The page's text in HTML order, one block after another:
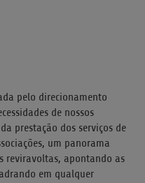
pelo direcionamento
de nossos
prestação dos serviços de
um panorama
reviravoltas, apontando as
em qualquer